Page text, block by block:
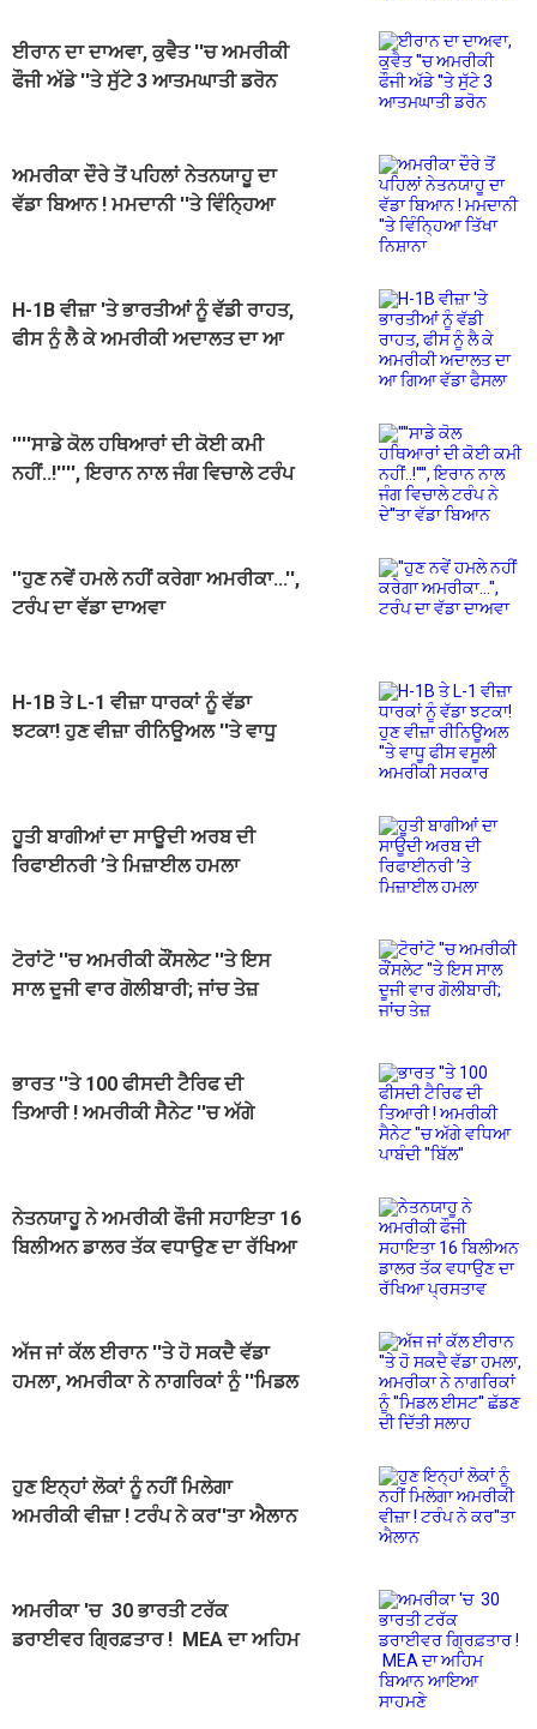
ਈਰਾਨ ਦਾ ਦਾਅਵਾ, ਕੁਵੈਤ ''ਚ ਅਮਰੀਕੀ
ਫੌਜੀ ਅੱਡੇ ''ਤੇ ਸੁੱਟੇ 3 ਆਤਮਘਾਤੀ ਡਰੋਨ
ਅਮਰੀਕਾ ਦੌਰੇ ਤੋਂ ਪਹਿਲਾਂ ਨੇਤਨਯਾਹੂ ਦਾ
ਵੱਡਾ ਬਿਆਨ ! ਮਮਦਾਨੀ ''ਤੇ ਵਿੰਨ੍ਹਿਆ
H-1B ਵੀਜ਼ਾ 'ਤੇ ਭਾਰਤੀਆਂ ਨੂੰ ਵੱਡੀ ਰਾਹਤ,
ਫੀਸ ਨੂੰ ਲੈ ਕੇ ਅਮਰੀਕੀ ਅਦਾਲਤ ਦਾ ਆ
''''ਸਾਡੇ ਕੋਲ ਹਥਿਆਰਾਂ ਦੀ ਕੋਈ ਕਮੀ
ਨਹੀਂ..!'''', ਇਰਾਨ ਨਾਲ ਜੰਗ ਵਿਚਾਲੇ ਟਰੰਪ
''ਹੁਣ ਨਵੇਂ ਹਮਲੇ ਨਹੀਂ ਕਰੇਗਾ ਅਮਰੀਕਾ...'',
ਟਰੰਪ ਦਾ ਵੱਡਾ ਦਾਅਵਾ
H-1B ਤੇ L-1 ਵੀਜ਼ਾ ਧਾਰਕਾਂ ਨੂੰ ਵੱਡਾ
ਝਟਕਾ! ਹੁਣ ਵੀਜ਼ਾ ਰੀਨਿਊਅਲ ''ਤੇ ਵਾਧੂ
ਹੂਤੀ ਬਾਗੀਆਂ ਦਾ ਸਾਊਦੀ ਅਰਬ ਦੀ
ਰਿਫਾਈਨਰੀ ’ਤੇ ਮਿਜ਼ਾਈਲ ਹਮਲਾ
ਟੋਰਾਂਟੋ ''ਚ ਅਮਰੀਕੀ ਕੌਂਸਲੇਟ ''ਤੇ ਇਸ
ਸਾਲ ਦੂਜੀ ਵਾਰ ਗੋਲੀਬਾਰੀ; ਜਾਂਚ ਤੇਜ਼
ਭਾਰਤ ''ਤੇ 100 ਫੀਸਦੀ ਟੈਰਿਫ ਦੀ
ਤਿਆਰੀ ! ਅਮਰੀਕੀ ਸੈਨੇਟ ''ਚ ਅੱਗੇ
ਨੇਤਨਯਾਹੂ ਨੇ ਅਮਰੀਕੀ ਫੌਜੀ ਸਹਾਇਤਾ 16
ਬਿਲੀਅਨ ਡਾਲਰ ਤੱਕ ਵਧਾਉਣ ਦਾ ਰੱਖਿਆ
ਅੱਜ ਜਾਂ ਕੱਲ ਈਰਾਨ ''ਤੇ ਹੋ ਸਕਦੈ ਵੱਡਾ
ਹਮਲਾ, ਅਮਰੀਕਾ ਨੇ ਨਾਗਰਿਕਾਂ ਨੂੰ ''ਮਿਡਲ
ਹੁਣ ਇਨ੍ਹਾਂ ਲੋਕਾਂ ਨੂੰ ਨਹੀਂ ਮਿਲੇਗਾ
ਅਮਰੀਕੀ ਵੀਜ਼ਾ ! ਟਰੰਪ ਨੇ ਕਰ''ਤਾ ਐਲਾਨ
ਅਮਰੀਕਾ 'ਚ 30 ਭਾਰਤੀ ਟਰੱਕ
ਡਰਾਈਵਰ ਗ੍ਰਿਫ਼ਤਾਰ ! MEA ਦਾ ਅਹਿਮ